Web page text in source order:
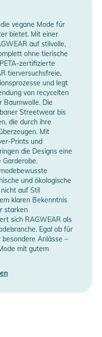
in Topform.
und
und Warnungen
Baumwolle, 30%
vegane Mode für
bietet. Mit einer
auf stilvolle,
ohne tierische
zertifizierte
tierversuchsfreie,
und legt
von recycelten
Baumwolle. Die
Streetwear bis
die durch ihre
Mit
Prints und
die Designs eine
Garderobe.
und ökologische
auf Stil
klaren Bekenntnis
starken
sich RAGWEAR als
Egal ob für
Anlässe –
mit gutem